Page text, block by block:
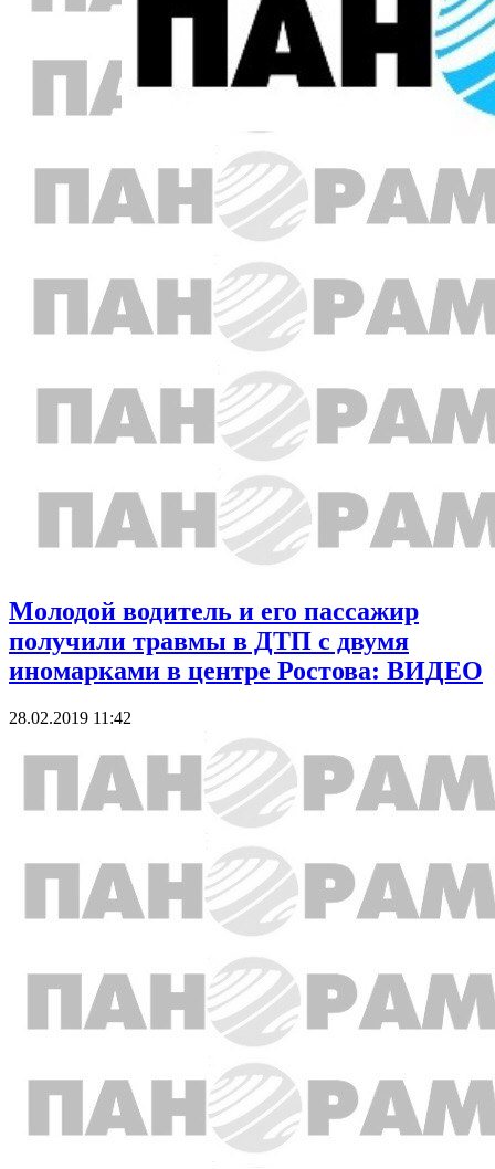
Молодой водитель и его пассажир
получили травмы в ДТП с двумя
иномарками в центре Ростова: ВИДЕО
28.02.2019 11:42